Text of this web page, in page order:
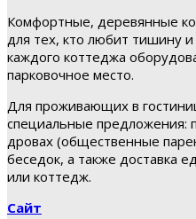
Комфортные, деревянные
для тех, кто любит тишину
каждого коттеджа
парковочное место.
Для проживающих в
специальные предложения:
дровах (общественные
беседок, а также доставка
или коттедж.
Сайт